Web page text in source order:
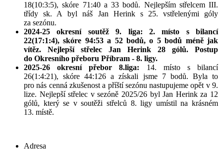
18(10:3:5), skóre 71:40 a 33 bodů. Nejlepším střelcem III.
třídy sk. A byl náš Jan Herink s 25. vstřelenými góly
za sezónu.
2024-25 okresní soutěž 9. liga: 2. místo s bilancí
22(17:1:4), skóre 94:53 a 52 bodů, o 5 bodů méně jak
vítěz. Nejlepší střelec Jan Herink 28 gólů. Postup
do Okresního přeboru Příbram - 8. ligy.
2025-26 okresní přebor 8.liga: 14. místo s bilancí
26(1:4:21), skóre 44:126 a získali jsme 7 bodů. Byla to
pro nás cenná zkušenost a příští sezónu nastupujeme opět v 9.
lize. Nejlepší střelec v sezóně 2025/26 byl Jan Herink za 12
gólů, který se v soutěži střelců 8. ligy umístil na krásném
13. místě.
Adresa